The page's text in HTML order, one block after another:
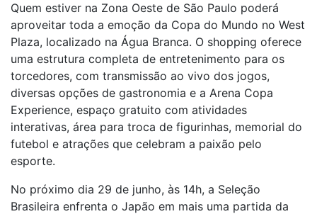
Quem estiver na Zona Oeste de São Paulo poderá
aproveitar toda a emoção da Copa do Mundo no West
Plaza, localizado na Água Branca. O shopping oferece
uma estrutura completa de entretenimento para os
torcedores, com transmissão ao vivo dos jogos,
diversas opções de gastronomia e a Arena Copa
Experience, espaço gratuito com atividades
interativas, área para troca de figurinhas, memorial do
futebol e atrações que celebram a paixão pelo
esporte.
No próximo dia 29 de junho, às 14h, a Seleção
Brasileira enfrenta o Japão em mais uma partida da